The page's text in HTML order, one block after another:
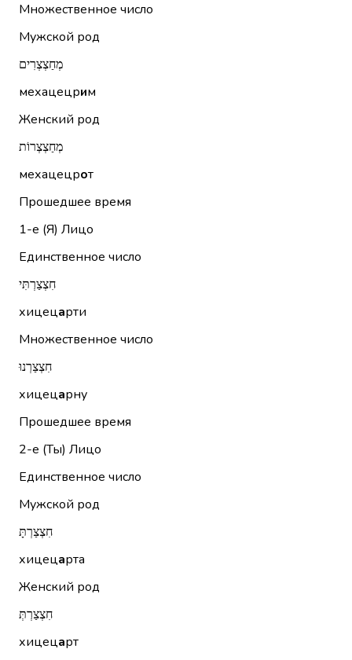
Множественное число
Мужской род
מְחַצְצְרִים
мехацецрим
Женский род
מְחַצְצְרוֹת
мехацецрот
Прошедшее время
1-е (Я) Лицо
Единственное число
חִצְצַרְתִּי
хицецарти
Множественное число
חִצְצַרְנוּ
хицецарну
Прошедшее время
2-е (Ты) Лицо
Единственное число
Мужской род
חִצְצַרְתָּ
хицецарта
Женский род
חִצְצַרְתְּ
хицецарт